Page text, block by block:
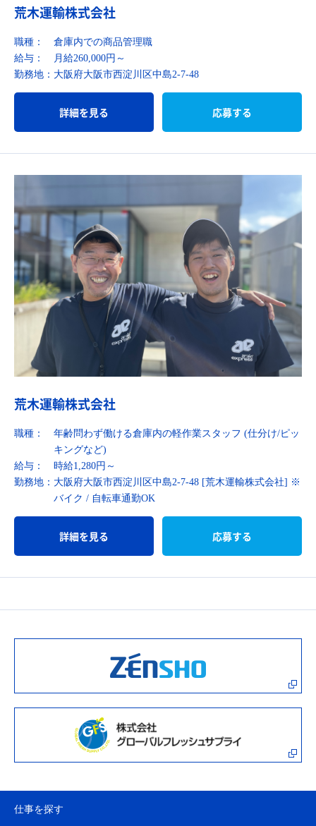
荒木運輸株式会社
職種：
倉庫内での商品管理職
給与：
月給260,000円～
勤務地： 大阪府大阪市西淀川区中島2-7-48
詳細を見る 応募する
荒木運輸株式会社
職種：
年齢問わず働ける倉庫内の軽作業スタッフ (仕分け/ピッ
キングなど)
給与：
時給1,280円～
勤務地： 大阪府大阪市西淀川区中島2-7-48 [荒木運輸株式会社] ※
バイク / 自転車通勤OK
詳細を見る 応募する
仕事を探す